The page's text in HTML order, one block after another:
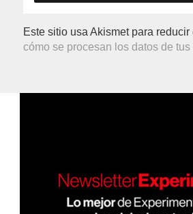
Este sitio usa Akismet para
cómo se procesan los datos de